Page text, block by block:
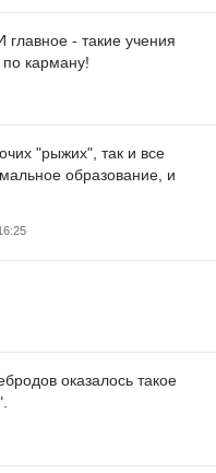
- такие учения
карману!
"рыжих", так и все
образование, и
оказалось такое